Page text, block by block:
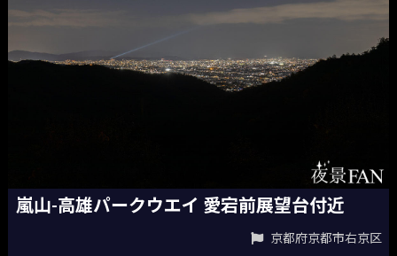
嵐山-高雄パークウエイ 愛宕前展望台付近
京都府京都市右京区